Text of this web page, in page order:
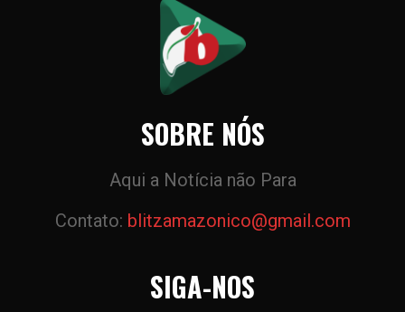
SOBRE NÓS
Aqui a Notícia não Para
Contato: blitzamazonico@gmail.com
SIGA-NOS